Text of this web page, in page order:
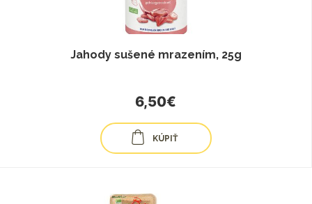
Jahody sušené mrazením, 25g
6,50€
KÚPIŤ